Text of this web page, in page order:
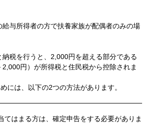
与所得者の方で扶養家族が配偶者のみの場
税を行うと、2,000円を超える部分である
円）が所得税と住民税から控除されま
には、以下の2つの方法があります。
てはまる方は、確定申告をする必要がありま